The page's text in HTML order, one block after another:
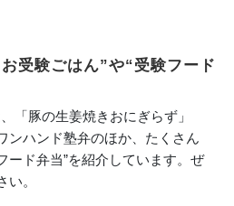
受験ごはん”や“受験フード
「豚の生姜焼きおにぎらず」
ンハンド塾弁のほか、たくさん
ード弁当”を紹介しています。ぜ
。